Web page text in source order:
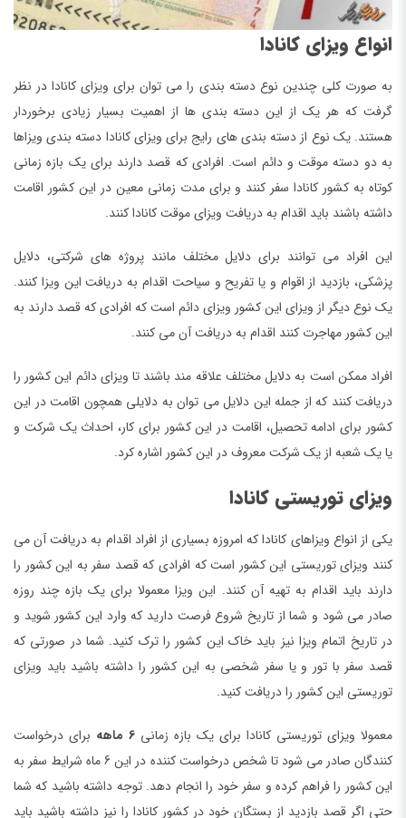
انواع ویزای کانادا
به صورت کلی چندین نوع دسته بندی را می توان برای ویزای کانادا در نظر
گرفت که هر یک از این دسته بندی ها از اهمیت بسیار زیادی برخوردار
هستند. یک نوع از دسته بندی های رایج برای ویزای کانادا دسته بندی ویزاها
به دو دسته موقت و دائم است. افرادی که قصد دارند برای یک بازه زمانی
کوتاه به کشور کانادا سفر کنند و برای مدت زمانی معین در این کشور اقامت
داشته باشند باید اقدام به دریافت ویزای موقت کانادا کنند.
این افراد می توانند برای دلایل مختلف مانند پروژه های شرکتی، دلایل
پزشکی، بازدید از اقوام و یا تفریح و سیاحت اقدام به دریافت این ویزا کنند.
یک نوع دیگر از ویزای این کشور ویزای دائم است که افرادی که قصد دارند به
این کشور مهاجرت کنند اقدام به دریافت آن می کنند.
افراد ممکن است به دلایل مختلف علاقه مند باشند تا ویزای دائم این کشور را
دریافت کنند که از جمله این دلایل می توان به دلایلی همچون اقامت در این
کشور برای ادامه تحصیل، اقامت در این کشور برای کار، احداث یک شرکت و
یا یک شعبه از یک شرکت معروف در این کشور اشاره کرد.
ویزای توریستی کانادا
یکی از انواع ویزاهای کانادا که امروزه بسیاری از افراد اقدام به دریافت آن می
کنند ویزای توریستی این کشور است که افرادی که قصد سفر به این کشور را
دارند باید اقدام به تهیه آن کنند. این ویزا معمولا برای یک بازه چند روزه
صادر می شود و شما از تاریخ شروع فرصت دارید که وارد این کشور شوید و
در تاریخ اتمام ویزا نیز باید خاک این کشور را ترک کنید. شما در صورتی که
قصد سفر با تور و یا سفر شخصی به این کشور را داشته باشید باید ویزای
توریستی این کشور را دریافت کنید.
معمولا ویزای توریستی کانادا برای یک بازه زمانی
برای درخواست
کنندگان صادر می شود تا شخص درخواست کننده در این 6 ماه شرایط سفر به
این کشور را فراهم کرده و سفر خود را انجام دهد. توجه داشته باشید که شما
حتی اگر قصد بازدید از بستگان خود در کشور کانادا را نیز داشته باشید باید